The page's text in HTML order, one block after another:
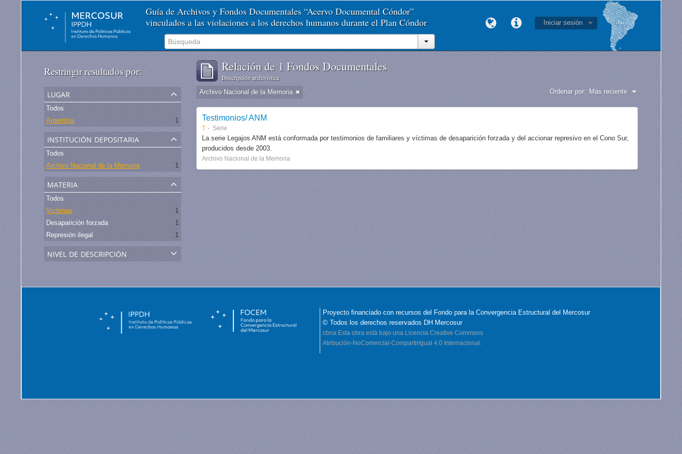
Guía de Archivos y Fondos Documentales “Acervo Documental Cóndor”
vinculados a las violaciones a los derechos humanos durante el Plan Cóndor
Iniciar sesión
Restringir resultados por:
lugar
Todos
Argentina
1
institución depositaria
Todos
Archivo Nacional de la Memoria
1
materia
Todos
Víctimas
1
Desaparición forzada
1
Represión ilegal
1
nivel de descripción
Relación de 1 Fondos Documentales
Descripción archivística
Archivo Nacional de la Memoria Ordenar por: Más reciente
Testimonios/ ANM
T Serie
La serie Legajos ANM está conformada por testimonios de familiares y víctimas de desaparición forzada y del accionar represivo en el Cono Sur,
producidos desde 2003.
Archivo Nacional de la Memoria
Proyecto financiado con recursos del Fondo para la Convergencia Estructural del Mercosur
© Todos los derechos reservados DH Mercosur
cbna Esta obra está bajo una Licencia Creative Commons
Atribución-NoComercial-CompartirIgual 4.0 Internacional.